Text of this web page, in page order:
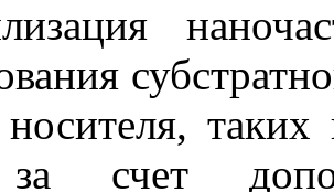
носителя,
счет